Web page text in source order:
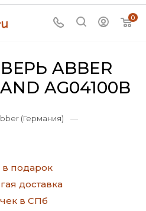
0
ABBER
AG04100B
(Германия)
—
в подарок
доставка
в СПб